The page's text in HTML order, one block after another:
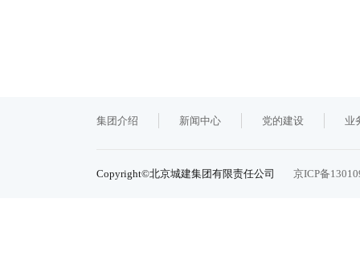
集团介绍 新闻中心 党的建设 业
Copyright©北京城建集团有限责任公司 京ICP备